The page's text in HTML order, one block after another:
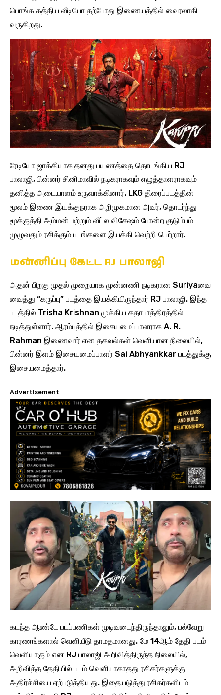
பொங்க கத்திய வீடியோ தற்போது இணையத்தில் வைரலாகி
வருகிறது.
ரேடியோ ஜாக்கியாக தனது பயணத்தை தொடங்கிய RJ
பாலாஜி, பின்னர் சினிமாவில் நடிகராகவும் எழுத்தாளராகவும்
தனித்த அடையாளம் உருவாக்கினார். LKG திரைப்படத்தின்
மூலம் இணை இயக்குநராக அறிமுகமான அவர், தொடர்ந்து
மூக்குத்தி அம்மன் மற்றும் வீட்ல விசேஷம் போன்ற குடும்பம்
முழுவதும் ரசிக்கும் படங்களை இயக்கி வெற்றி பெற்றார்.
மன்னிப்பு கேட்ட RJ பாலாஜி
அதன் பிறகு முதல் முறையாக முன்னணி நடிகரான Suriyaவை
வைத்து “கருப்பு” படத்தை இயக்கியிருந்தார் RJ பாலாஜி. இந்த
படத்தில் Trisha Krishnan முக்கிய கதாபாத்திரத்தில்
நடித்துள்ளார். ஆரம்பத்தில் இசையமைப்பாளராக A. R.
Rahman இணைவார் என தகவல்கள் வெளியான நிலையில்,
பின்னர் இளம் இசையமைப்பாளர் Sai Abhyankkar படத்துக்கு
இசையமைத்தார்.
Advertisement
கடந்த ஆண்டே படப்பணிகள் முடிவடைந்திருந்தாலும், பல்வேறு
காரணங்களால் வெளியீடு தாமதமானது. மே 14ஆம் தேதி படம்
வெளியாகும் என RJ பாலாஜி அறிவித்திருந்த நிலையில்,
அறிவித்த தேதியில் படம் வெளியாகாதது ரசிகர்களுக்கு
அதிர்ச்சியை ஏற்படுத்தியது. இதையடுத்து ரசிகர்களிடம்